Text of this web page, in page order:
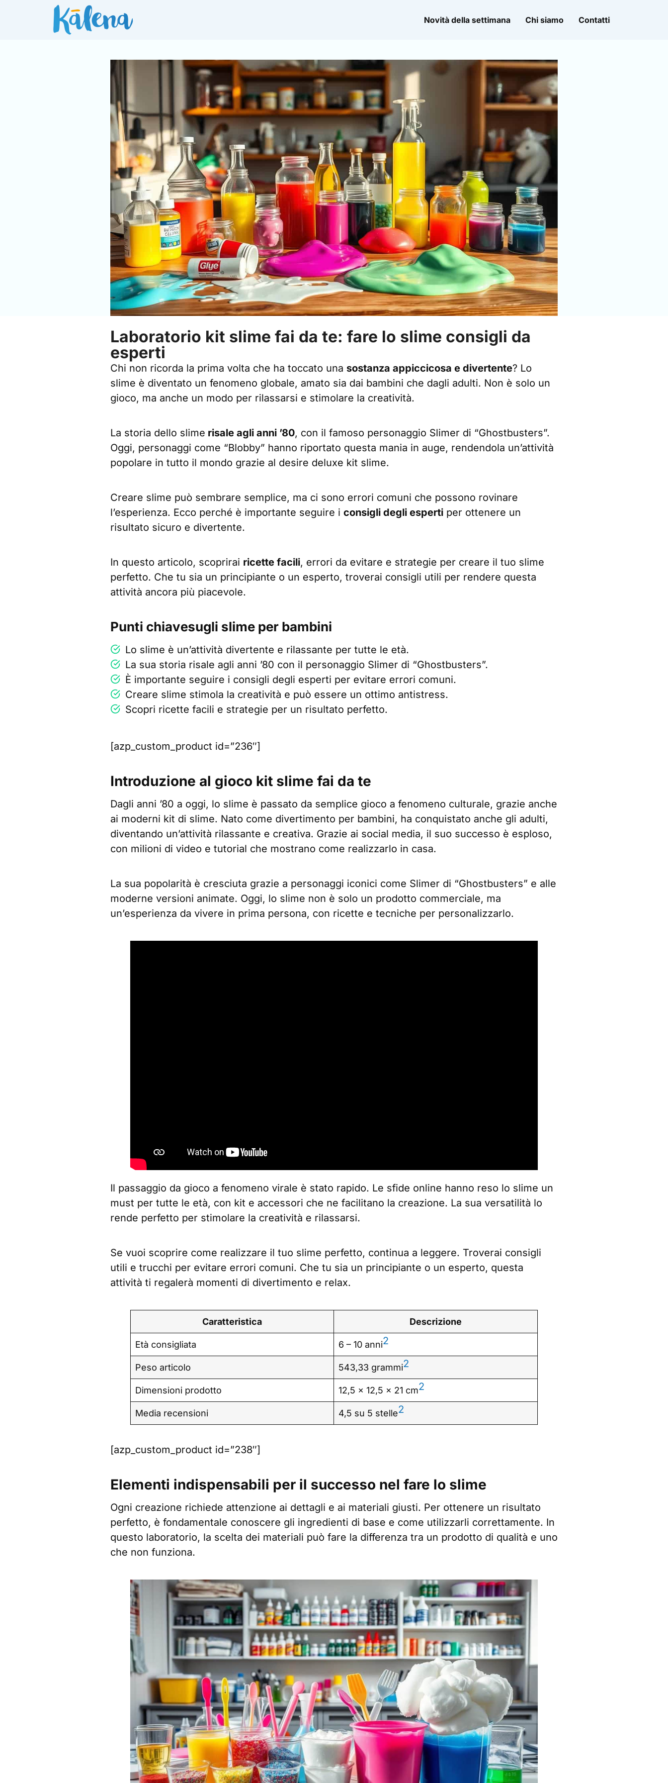
Novità della settimana Chi siamo Contatti
Laboratorio kit slime fai da te: fare lo slime consigli da
esperti
Chi non ricorda la prima volta che ha toccato una sostanza appiccicosa e divertente? Lo
slime è diventato un fenomeno globale, amato sia dai bambini che dagli adulti. Non è solo un
gioco, ma anche un modo per rilassarsi e stimolare la creatività.
La storia dello slime risale agli anni ’80, con il famoso personaggio Slimer di “Ghostbusters”.
Oggi, personaggi come “Blobby” hanno riportato questa mania in auge, rendendola un’attività
popolare in tutto il mondo grazie al desire deluxe kit slime.
Creare slime può sembrare semplice, ma ci sono errori comuni che possono rovinare
l’esperienza. Ecco perché è importante seguire i consigli degli esperti per ottenere un
risultato sicuro e divertente.
In questo articolo, scoprirai ricette facili, errori da evitare e strategie per creare il tuo slime
perfetto. Che tu sia un principiante o un esperto, troverai consigli utili per rendere questa
attività ancora più piacevole.
Punti chiavesugli slime per bambini
Lo slime è un’attività divertente e rilassante per tutte le età.
La sua storia risale agli anni ’80 con il personaggio Slimer di “Ghostbusters”.
È importante seguire i consigli degli esperti per evitare errori comuni.
Creare slime stimola la creatività e può essere un ottimo antistress.
Scopri ricette facili e strategie per un risultato perfetto.
[azp_custom_product id=”236″]
Introduzione al gioco kit slime fai da te
Dagli anni ’80 a oggi, lo slime è passato da semplice gioco a fenomeno culturale, grazie anche
ai moderni kit di slime. Nato come divertimento per bambini, ha conquistato anche gli adulti,
diventando un’attività rilassante e creativa. Grazie ai social media, il suo successo è esploso,
con milioni di video e tutorial che mostrano come realizzarlo in casa.
La sua popolarità è cresciuta grazie a personaggi iconici come Slimer di “Ghostbusters” e alle
moderne versioni animate. Oggi, lo slime non è solo un prodotto commerciale, ma
un’esperienza da vivere in prima persona, con ricette e tecniche per personalizzarlo.
Il passaggio da gioco a fenomeno virale è stato rapido. Le sfide online hanno reso lo slime un
must per tutte le età, con kit e accessori che ne facilitano la creazione. La sua versatilità lo
rende perfetto per stimolare la creatività e rilassarsi.
Se vuoi scoprire come realizzare il tuo slime perfetto, continua a leggere. Troverai consigli
utili e trucchi per evitare errori comuni. Che tu sia un principiante o un esperto, questa
attività ti regalerà momenti di divertimento e relax.
Caratteristica Descrizione
Età consigliata 6 – 10 anni2
Peso articolo 543,33 grammi2
Dimensioni prodotto 12,5 x 12,5 x 21 cm2
Media recensioni 4,5 su 5 stelle2
[azp_custom_product id=”238″]
Elementi indispensabili per il successo nel fare lo slime
Ogni creazione richiede attenzione ai dettagli e ai materiali giusti. Per ottenere un risultato
perfetto, è fondamentale conoscere gli ingredienti di base e come utilizzarli correttamente. In
questo laboratorio, la scelta dei materiali può fare la differenza tra un prodotto di qualità e uno
che non funziona.